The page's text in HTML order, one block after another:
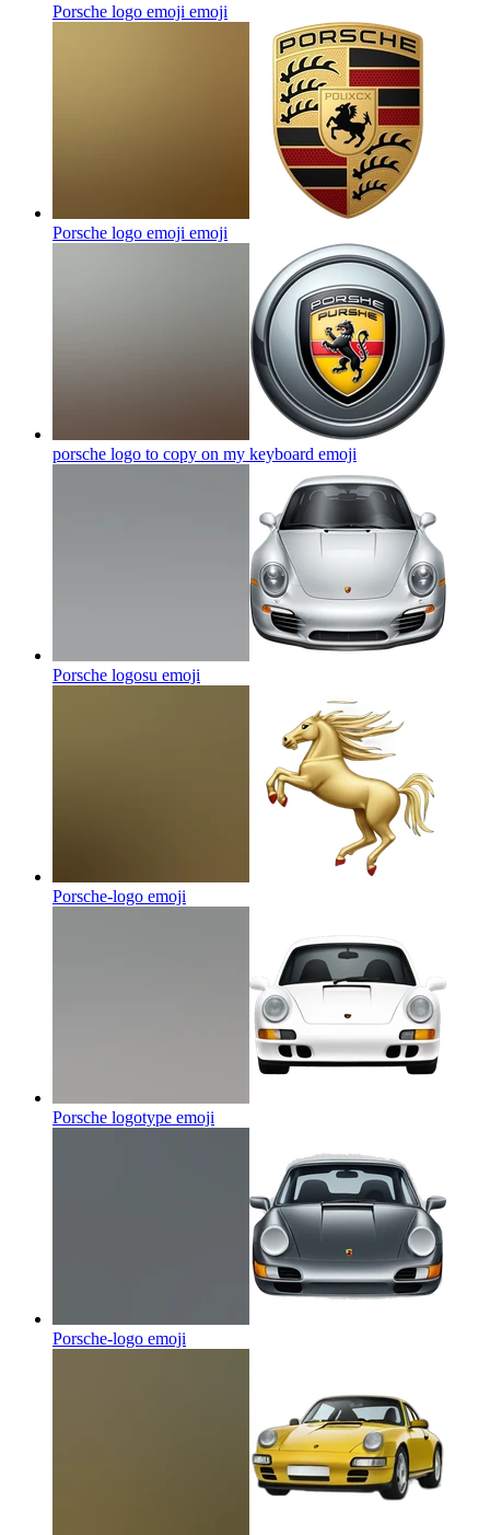
Porsche logo emoji emoji
Porsche logo emoji emoji
porsche logo to copy on my keyboard emoji
Porsche logosu emoji
Porsche-logo emoji
Porsche logotype emoji
Porsche-logo emoji